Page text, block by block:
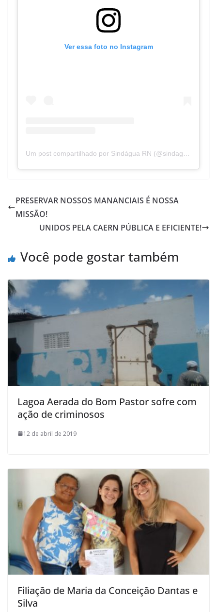
Ver essa foto no Instagram
Um post compartilhado por Sindágua RN (@sindaguarn)
PRESERVAR NOSSOS MANANCIAIS É NOSSA
MISSÃO!
UNIDOS PELA CAERN PÚBLICA E EFICIENTE!
Você pode gostar também
Lagoa Aerada do Bom Pastor sofre com
ação de criminosos
12 de abril de 2019
Filiação de Maria da Conceição Dantas e
Silva